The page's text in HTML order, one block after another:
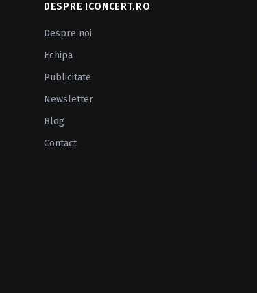
DESPRE ICONCERT.RO
Despre noi
Echipa
Publicitate
Newsletter
Blog
Contact